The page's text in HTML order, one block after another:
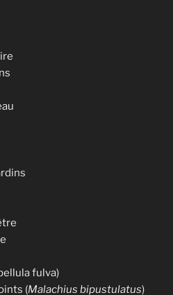
fulva)
(Malachius bipustulatus)